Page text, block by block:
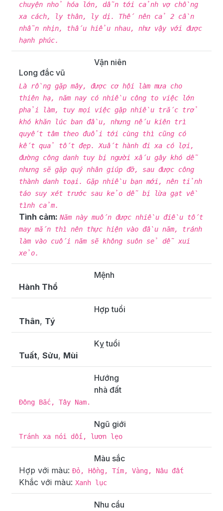
chuyện nhỏ hóa lớn, dẫn tới cảnh vợ chồng
xa cách, ly thân, ly dị. Thế nên cả 2 cần
nhẫn nhịn, thấu hiểu nhau, như vậy với được
hạnh phúc.
Vận niên
Long đắc vũ
Là rồng gặp mây, được cơ hội làm mưa cho
thiên hạ, năm nay có nhiều công to việc lớn
phải làm, tuy mọi việc gặp nhiều trắc trở
khó khăn lúc ban đầu, nhưng nếu kiên trì
quyết tâm theo đuổi tới cùng thì cũng có
kết quả tốt đẹp. Xuất hành đi xa có lợi,
đường công danh tuy bị người xấu gây khó dễ
nhưng sẽ gặp quý nhân giúp đỡ, sau được công
thành danh toại. Gặp nhiều bạn mới, nên tỉnh
táo suy xét trước sau kẻo dễ bị lừa gạt về
tình cảm.
Tình cảm: Năm này muốn được nhiều điều tốt
may mắn thì nên thực hiện vào đầu năm, tránh
làm vào cuối năm sẽ không suôn sẻ dễ xui
xẻo.
Mệnh
Hành Thổ
Hợp tuổi
Thân, Tý
Kỵ tuổi
Tuất, Sửu, Mùi
Hướng
nhà đất
Đông Bắc, Tây Nam.
Ngũ giới
Tránh xa nói dối, lươn lẹo
Màu sắc
Hợp với màu: Đỏ, Hồng, Tím, Vàng, Nâu đất
Khắc với màu: Xanh lục
Nhu cầu